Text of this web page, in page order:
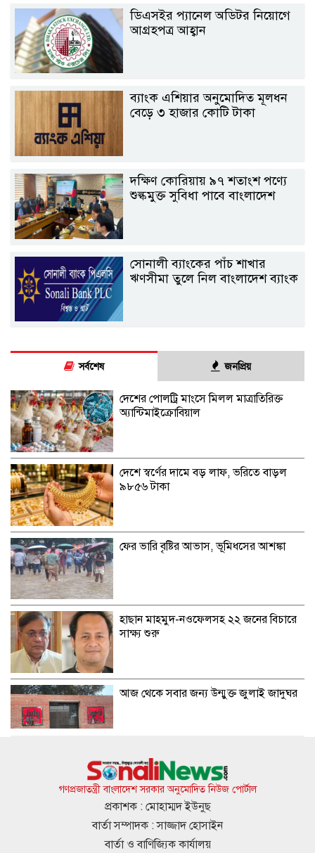
ডিএসইর প্যানেল অডিটর নিয়োগে
আগ্রহপত্র আহ্বান
ব্যাংক এশিয়ার অনুমোদিত মূলধন
বেড়ে ৩ হাজার কোটি টাকা
দক্ষিণ কোরিয়ায় ৯৭ শতাংশ পণ্যে
শুল্কমুক্ত সুবিধা পাবে বাংলাদেশ
সোনালী ব্যাংকের পাঁচ শাখার
ঋণসীমা তুলে নিল বাংলাদেশ ব্যাংক
সর্বশেষ জনপ্রিয়
দেশের পোলট্রি মাংসে মিলল মাত্রাতিরিক্ত
অ্যান্টিমাইক্রোবিয়াল
দেশে স্বর্ণের দামে বড় লাফ, ভরিতে বাড়ল
৯৮৫৬ টাকা
ফের ভারি বৃষ্টির আভাস, ভূমিধসের আশঙ্কা
হাছান মাহমুদ-নওফেলসহ ২২ জনের বিচারে
সাক্ষ্য শুরু
আজ থেকে সবার জন্য উন্মুক্ত জুলাই জাদুঘর
জাতীয় গ্রিডে এলএনজি সরবরাহ শুরু, কমতে
পারে গ্যাস সংকট
মেসির জোড়া গোলে মায়ামির অবিশ্বাস্য
গণপ্রজাতন্ত্রী বাংলাদেশ সরকার অনুমোদিত নিউজ পোর্টাল
প্রকাশক : মোহাম্মদ ইউনুছ
বার্তা সম্পাদক : সাজ্জাদ হোসাইন
বার্তা ও বাণিজ্যিক কার্যালয়